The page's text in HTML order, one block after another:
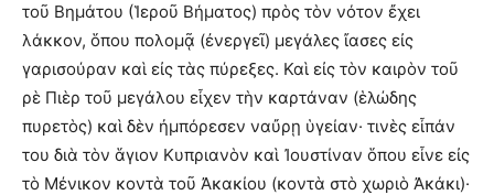
τοῦ Βημάτου (Ἱεροῦ Βήματος) πρὸς τὸν νότον ἔχει
λάκκον, ὅπου πολομᾷ (ἐνεργεῖ) μεγάλες ἴασες εἰς
γαρισούραν καὶ εἰς τὰς πύρεξες. Καὶ εἰς τὸν καιρὸν τοῦ
ρὲ Πιὲρ τοῦ μεγάλου εἶχεν τὴν καρτάναν (ἑλώδης
πυρετὸς) καὶ δὲν ἠμπόρεσεν ναὔρῃ ὑγείαν· τινὲς εἶπάν
του διὰ τὸν ἅγιον Κυπριανὸν καὶ Ἰουστίναν ὅπου εἶνε εἰς
τὸ Μένικον κοντὰ τοῦ Ἀκακίου (κοντὰ στὸ χωριὸ Ἀκάκι)·